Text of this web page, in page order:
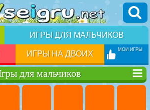
ИГРЫ ДЛЯ МАЛЬЧИКОВ
ИГРЫ НА ДВОИХ МОИ ИГРЫ
для мальчиков